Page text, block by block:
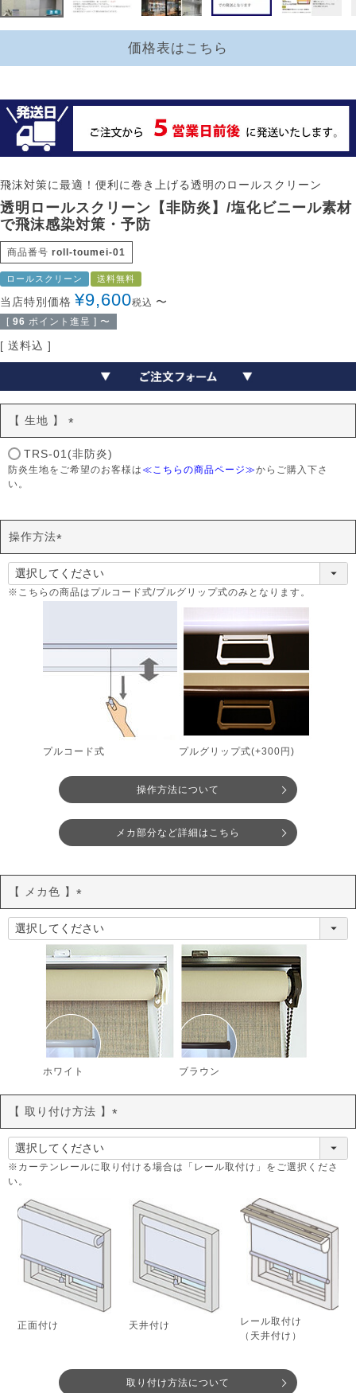
価格表はこちら
飛沫対策に最適！便利に巻き上げる透明のロールスクリーン
透明ロールスクリーン【非防炎】/塩化ビニール素材
で飛沫感染対策・予防
商品番号 roll-toumei-01
ロールスクリーン 送料無料
当店特別価格 ¥9,600税込 〜
[ 96 ポイント進呈 ] 〜
送料込
【 生地 】
(
必
須
TRS-01(非防炎)
防炎生地をご希望のお客様は ≪こちらの商品ページ≫からご購入下さ
い。
操作方法
(
必
須
※こちらの商品はプルコード式/プルグリップ式のみとなります。
プルコード式 プルグリップ式(+300円)
操作方法について
メカ部分など詳細はこちら
【 メカ色 】
(
必
須
)
ホワイト ブラウン
【 取り付け方法 】
(
須
※カーテンレールに取り付ける場合は「レール取付け」をご選択くださ
い。
正面付け 天井付け
レール取付け
（天井付け）
取り付け方法について